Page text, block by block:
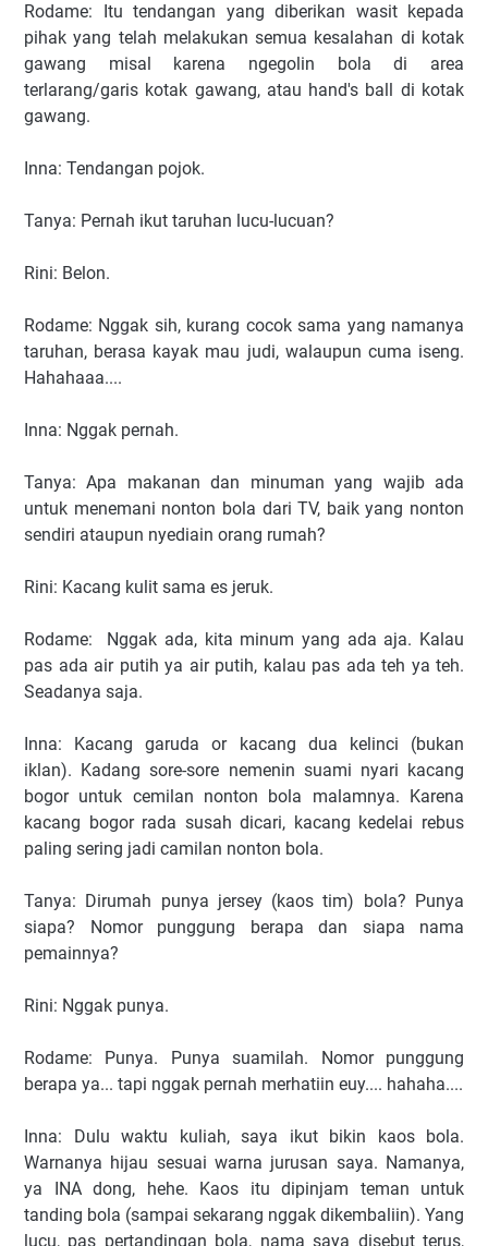
Rodame: Itu tendangan yang diberikan wasit kepada
pihak yang telah melakukan semua kesalahan di kotak
gawang misal karena ngegolin bola di area
terlarang/garis kotak gawang, atau hand's ball di kotak
gawang.
Inna: Tendangan pojok.
Tanya: Pernah ikut taruhan lucu-lucuan?
Rini: Belon.
Rodame: Nggak sih, kurang cocok sama yang namanya
taruhan, berasa kayak mau judi, walaupun cuma iseng.
Hahahaaa....
Inna: Nggak pernah.
Tanya: Apa makanan dan minuman yang wajib ada
untuk menemani nonton bola dari TV, baik yang nonton
sendiri ataupun nyediain orang rumah?
Rini: Kacang kulit sama es jeruk.
Rodame: Nggak ada, kita minum yang ada aja. Kalau
pas ada air putih ya air putih, kalau pas ada teh ya teh.
Seadanya saja.
Inna: Kacang garuda or kacang dua kelinci (bukan
iklan). Kadang sore-sore nemenin suami nyari kacang
bogor untuk cemilan nonton bola malamnya. Karena
kacang bogor rada susah dicari, kacang kedelai rebus
paling sering jadi camilan nonton bola.
Tanya: Dirumah punya jersey (kaos tim) bola? Punya
siapa? Nomor punggung berapa dan siapa nama
pemainnya?
Rini: Nggak punya.
Rodame: Punya. Punya suamilah. Nomor punggung
berapa ya... tapi nggak pernah merhatiin euy.... hahaha....
Inna: Dulu waktu kuliah, saya ikut bikin kaos bola.
Warnanya hijau sesuai warna jurusan saya. Namanya,
ya INA dong, hehe. Kaos itu dipinjam teman untuk
tanding bola (sampai sekarang nggak dikembaliin). Yang
lucu, pas pertandingan bola, nama saya disebut terus,